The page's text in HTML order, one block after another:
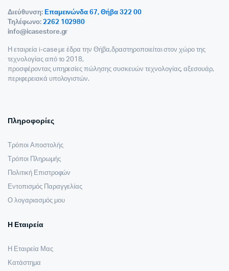
Διεύθυνση: Επαμεινώνδα 67, Θήβα 322 00
Τηλέφωνο: 2262 102980
info@icasestore.gr
Η εταιρεία i-case με έδρα την Θήβα,δραστηροποιείται στον χώρο της
τεχνολογίας από το 2018,
προσφέροντας υπηρεσίες πώλησης συσκευών τεχνολογίας, αξεσουάρ,
περιφερειακά υπολογιστών.
Πληροφορίες
Τρόποι Αποστολής
Τρόποι Πληρωμής
Πολιτική Επιστροφών
Εντοπισμός Παραγγελίας
Ο λογαριασμός μου
Η Εταιρεία
Η Εταιρεία Μας
Κατάστημα